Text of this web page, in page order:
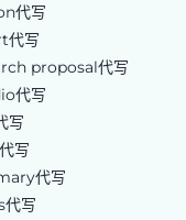
代写
代写
proposal代写
代写
写
写
代写
写